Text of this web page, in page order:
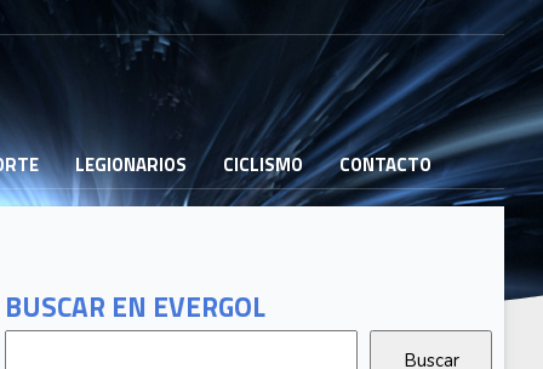
LEGIONARIOS CICLISMO CONTACTO
BUSCAR EN EVERGOL